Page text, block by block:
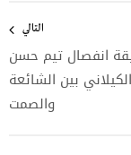
التالي
انفصال تيم حسن
بين الشائعة
والصمت